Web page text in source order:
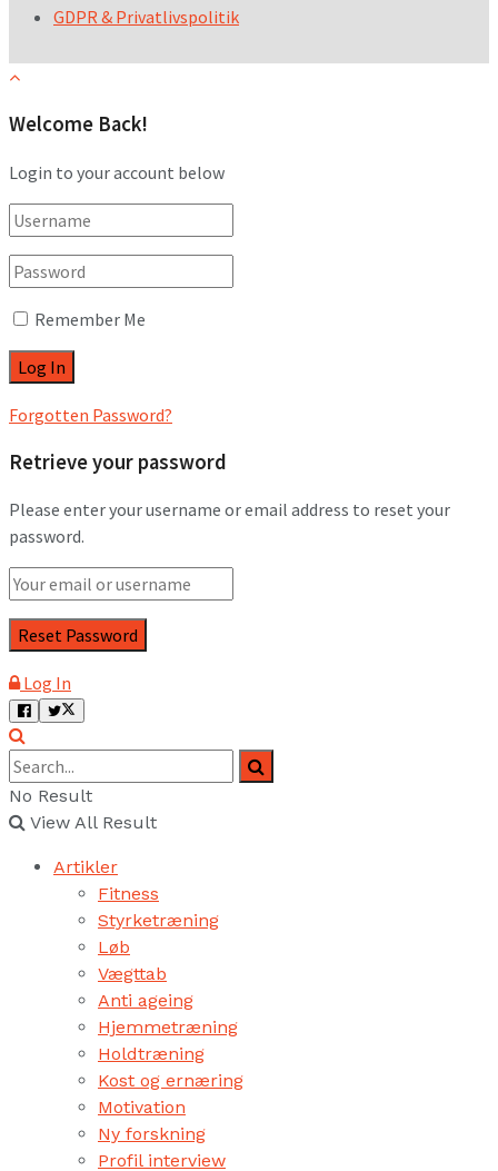
GDPR & Privatlivspolitik
Welcome Back!
Login to your account below
Remember Me
Forgotten Password?
Retrieve your password
Please enter your username or email address to reset your
password.
Log In
No Result
View All Result
Artikler
Fitness
Styrketræning
Løb
Vægttab
Anti ageing
Hjemmetræning
Holdtræning
Kost og ernæring
Motivation
Ny forskning
Profil interview